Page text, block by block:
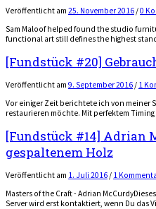
Veröffentlicht am 25. November 2016 /0
Sam Maloof helped found the studio
functional art still defines the highest
[Fundstück #20]
Veröffentlicht am 9. September 2016 / 1
Vor einiger Zeit berichtete ich von meiner
restaurieren möchte. Mit perfektem Timing
[Fundstück #14] Adrian
gespaltenem Holz
Veröffentlicht am 1. Juli 2016 / 1
Masters of the Craft - Adrian
Server wird erst kontaktiert, wenn Du das